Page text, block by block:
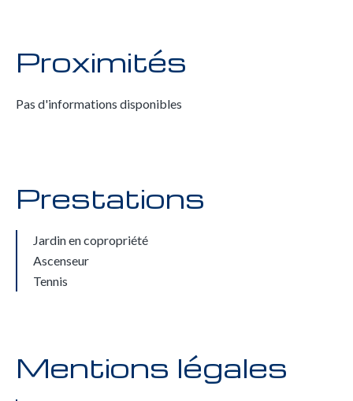
Proximités
Pas d'informations disponibles
Prestations
Jardin en copropriété
Ascenseur
Tennis
Mentions légales